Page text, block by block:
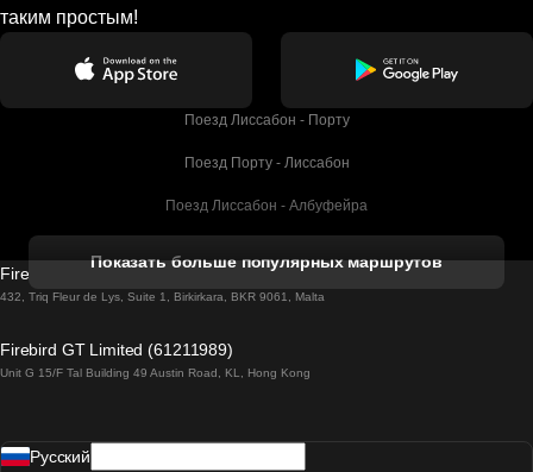
таким простым!
Поезд Лиссабон - Порту
Поезд Порту - Лиссабон
Поезд Лиссабон - Албуфейра
Поезд Лиссабон - Лагос
Поезд Лиссабон - Мадрид
Показать больше популярных маршрутов
Firebird GT Limited (OC 1451)
432, Triq Fleur de Lys, Suite 1, Birkirkara, BKR 9061, Malta
Firebird GT Limited (61211989)
Unit G 15/F Tal Building 49 Austin Road, KL, Hong Kong
Pусский